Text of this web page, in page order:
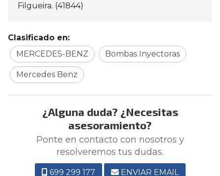
Filgueira. (41844)
Clasificado en:
MERCEDES-BENZ
Bombas Inyectoras
Mercedes Benz
¿Alguna duda? ¿Necesitas
asesoramiento?
Ponte en contacto con nosotros y
resolveremos tus dudas.
699 299 177 ENVIAR EMAIL